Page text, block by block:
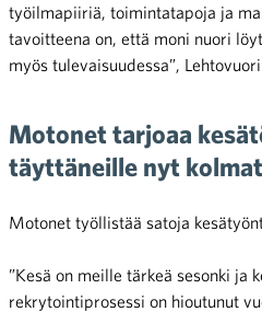
työilmapiiriä, toimintatapoja ja
tavoitteena on, että moni nuori
myös tulevaisuudessa”,
Motonet tarjoaa
täyttäneille nyt
Motonet työllistää satoja
”Kesä on meille tärkeä sesonki ja
rekrytointiprosessi on hioutunut